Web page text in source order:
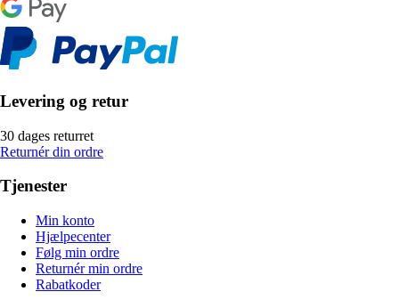
Levering og retur
30 dages returret
Returnér din ordre
Tjenester
Min konto
Hjælpecenter
Følg min ordre
Returnér min ordre
Rabatkoder